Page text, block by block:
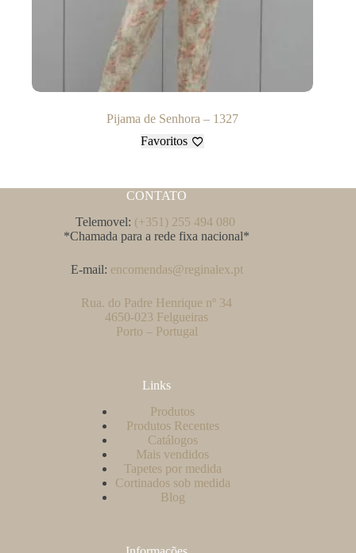
Pijama de Senhora – 1327
Favoritos
CONTATO
Telemovel: (+351) 255 494 080
*Chamada para a rede fixa nacional*
E-mail: encomendas@reginalex.pt
Rua. do Padre Henrique nº 34
4650-023 Felgueiras
Porto – Portugal
Links
Produtos
Produtos Recentes
Catálogos
Mais vendidos
Tapetes por medida
Cortinados sob medida
Blog